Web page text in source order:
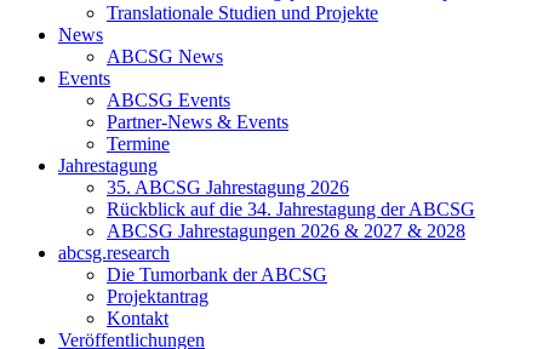
Translationale Studien und Projekte
News
ABCSG News
Events
ABCSG Events
Partner-News & Events
Termine
Jahrestagung
35. ABCSG Jahrestagung 2026
Rückblick auf die 34. Jahrestagung der ABCSG
ABCSG Jahrestagungen 2026 & 2027 & 2028
abcsg.research
Die Tumorbank der ABCSG
Projektantrag
Kontakt
Veröffentlichungen